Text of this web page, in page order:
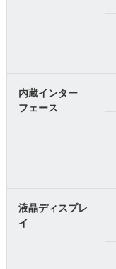
内蔵インター
フェース
液晶ディスプレ
イ